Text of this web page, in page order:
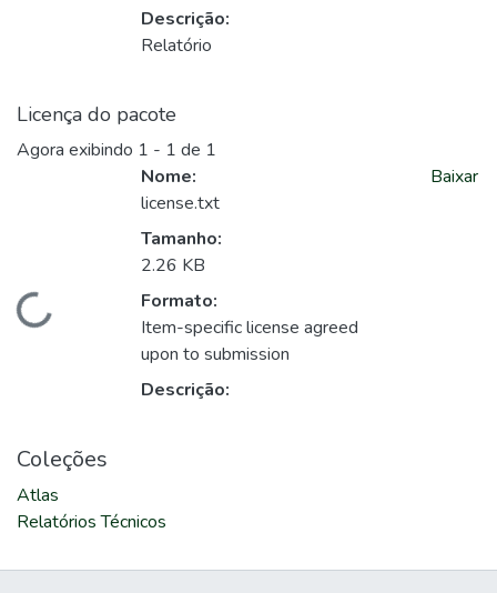
Descrição:
Relatório
Licença do pacote
Agora exibindo 1 - 1 de 1
Carregando...
Nome:
license.txt
Tamanho:
2.26 KB
Formato:
Item-specific license agreed
upon to submission
Descrição:
Baixar
Coleções
Atlas
Relatórios Técnicos